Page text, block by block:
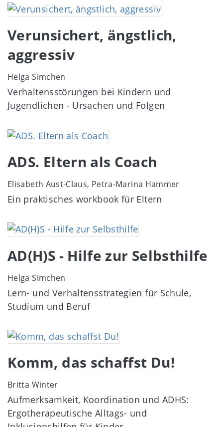
Image
Verunsichert, ängstlich,
aggressiv
Helga Simchen
Verhaltensstörungen bei Kindern und
Jugendlichen - Ursachen und Folgen
Image
ADS. Eltern als Coach
Elisabeth Aust-Claus, Petra-Marina Hammer
Ein praktisches workbook für Eltern
Image
AD(H)S - Hilfe zur Selbsthilfe
Helga Simchen
Lern- und Verhaltensstrategien für Schule,
Studium und Beruf
Image
Komm, das schaffst Du!
Britta Winter
Aufmerksamkeit, Koordination und ADHS:
Ergotherapeutische Alltags- und